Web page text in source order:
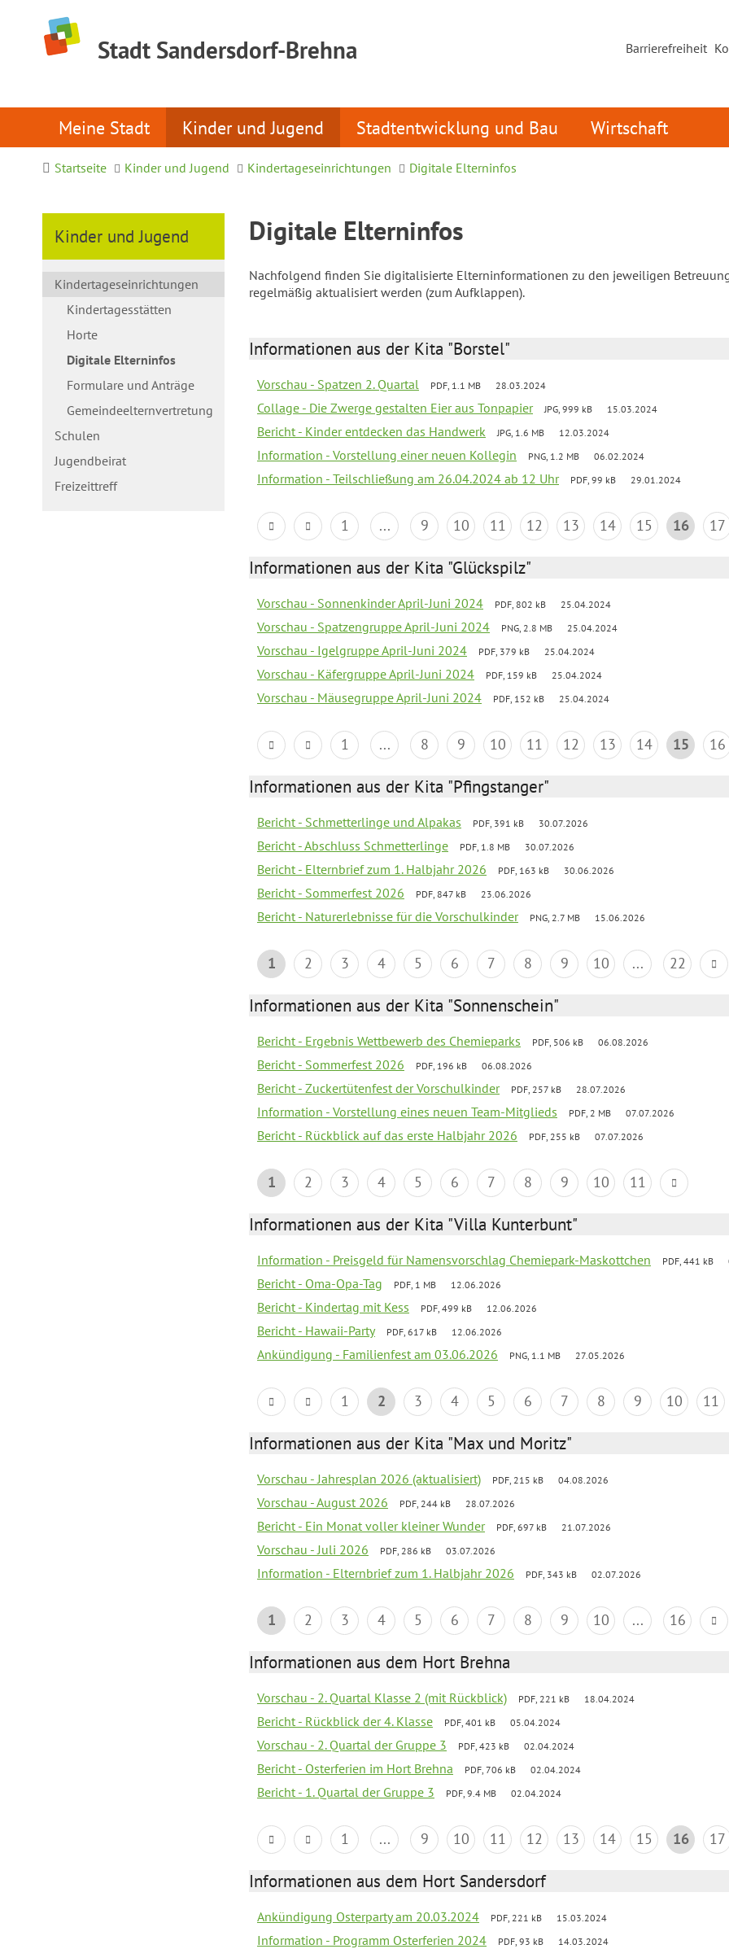
Stadt Sandersdorf-Brehna Barrierefreiheit
Meine Stadt Kinder und Jugend Stadtentwicklung und Bau Wirtschaft
Startseite Kinder und Jugend Kindertageseinrichtungen Digitale Elterninfos
Kinder und Jugend
Kindertageseinrichtungen
Kindertagesstätten
Horte
Digitale Elterninfos
Formulare und Anträge
Gemeindeelternvertretung
Schulen
Jugendbeirat
Freizeittreff
Digitale Elterninfos
Nachfolgend finden Sie digitalisierte Elterninformationen zu den jeweiligen
regelmäßig aktualisiert werden (zum Aufklappen).
Informationen aus der Kita "Borstel"
Vorschau - Spatzen 2. Quartal PDF, 1.1 MB 28.03.2024
Collage - Die Zwerge gestalten Eier aus Tonpapier JPG, 999 kB 15.03.2024
Bericht - Kinder entdecken das Handwerk JPG, 1.6 MB 12.03.2024
Information - Vorstellung einer neuen Kollegin PNG, 1.2 MB 06.02.2024
Information - Teilschließung am 26.04.2024 ab 12 Uhr PDF, 99 kB 29.01.2024
1 ... 9 10 11 12 13 14 15 16 17
Informationen aus der Kita "Glückspilz"
Vorschau - Sonnenkinder April-Juni 2024 PDF, 802 kB 25.04.2024
Vorschau - Spatzengruppe April-Juni 2024 PNG, 2.8 MB 25.04.2024
Vorschau - Igelgruppe April-Juni 2024 PDF, 379 kB 25.04.2024
Vorschau - Käfergruppe April-Juni 2024 PDF, 159 kB 25.04.2024
Vorschau - Mäusegruppe April-Juni 2024 PDF, 152 kB 25.04.2024
1 ... 8 9 10 11 12 13 14 15 16
Informationen aus der Kita "Pfingstanger"
Bericht - Schmetterlinge und Alpakas PDF, 391 kB 30.07.2026
Bericht - Abschluss Schmetterlinge PDF, 1.8 MB 30.07.2026
Bericht - Elternbrief zum 1. Halbjahr 2026 PDF, 163 kB 30.06.2026
Bericht - Sommerfest 2026 PDF, 847 kB 23.06.2026
Bericht - Naturerlebnisse für die Vorschulkinder PNG, 2.7 MB 15.06.2026
1 2 3 4 5 6 7 8 9 10 ... 22
Informationen aus der Kita "Sonnenschein"
Bericht - Ergebnis Wettbewerb des Chemieparks PDF, 506 kB 06.08.2026
Bericht - Sommerfest 2026 PDF, 196 kB 06.08.2026
Bericht - Zuckertütenfest der Vorschulkinder PDF, 257 kB 28.07.2026
Information - Vorstellung eines neuen Team-Mitglieds PDF, 2 MB 07.07.2026
Bericht - Rückblick auf das erste Halbjahr 2026 PDF, 255 kB 07.07.2026
1 2 3 4 5 6 7 8 9 10 11
Informationen aus der Kita "Villa Kunterbunt"
Information - Preisgeld für Namensvorschlag Chemiepark-Maskottchen PDF, 441 kB
Bericht - Oma-Opa-Tag PDF, 1 MB 12.06.2026
Bericht - Kindertag mit Kess PDF, 499 kB 12.06.2026
Bericht - Hawaii-Party PDF, 617 kB 12.06.2026
Ankündigung - Familienfest am 03.06.2026 PNG, 1.1 MB 27.05.2026
1 2 3 4 5 6 7 8 9 10 11
Informationen aus der Kita "Max und Moritz"
Vorschau - Jahresplan 2026 (aktualisiert) PDF, 215 kB 04.08.2026
Vorschau - August 2026 PDF, 244 kB 28.07.2026
Bericht - Ein Monat voller kleiner Wunder PDF, 697 kB 21.07.2026
Vorschau - Juli 2026 PDF, 286 kB 03.07.2026
Information - Elternbrief zum 1. Halbjahr 2026 PDF, 343 kB 02.07.2026
1 2 3 4 5 6 7 8 9 10 ... 16
Informationen aus dem Hort Brehna
Vorschau - 2. Quartal Klasse 2 (mit Rückblick) PDF, 221 kB 18.04.2024
Bericht - Rückblick der 4. Klasse PDF, 401 kB 05.04.2024
Vorschau - 2. Quartal der Gruppe 3 PDF, 423 kB 02.04.2024
Bericht - Osterferien im Hort Brehna PDF, 706 kB 02.04.2024
Bericht - 1. Quartal der Gruppe 3 PDF, 9.4 MB 02.04.2024
1 ... 9 10 11 12 13 14 15 16 17
Informationen aus dem Hort Sandersdorf
Ankündigung Osterparty am 20.03.2024 PDF, 221 kB 15.03.2024
Information - Programm Osterferien 2024 PDF, 93 kB 14.03.2024